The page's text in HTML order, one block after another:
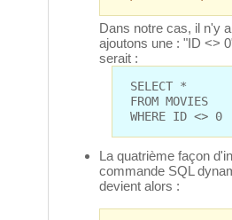
Dans notre cas, il n'y
ajoutons une : "ID <>
serait :
SELECT *
FROM MOVIES
WHERE ID <> 0
La quatrième façon
commande SQL
devient alors :